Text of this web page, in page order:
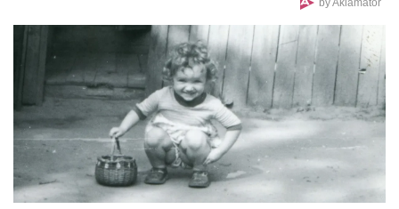
by Aklamator